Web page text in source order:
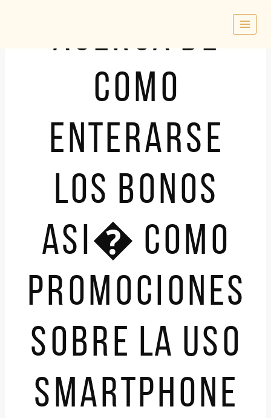
ACERCA DE
COMO
ENTERARSE
LOS BONOS
ASI� COMO
PROMOCIONES
SOBRE LA USO
SMARTPHONE